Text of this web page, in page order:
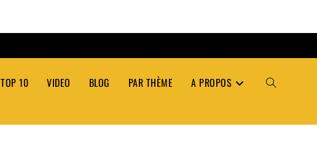
TOP 10 VIDEO BLOG PAR THÈME A PROPOS TOGGLE